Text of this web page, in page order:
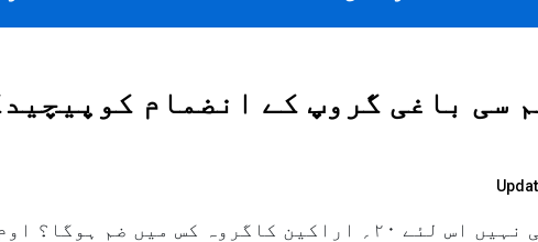
سی باغی گروپ کے انضمام
پارٹی کا پارلیمنٹ میں کوئی وجود ہی نہیں اس لئے ۲۰؍ اراکین کاگروہ کس